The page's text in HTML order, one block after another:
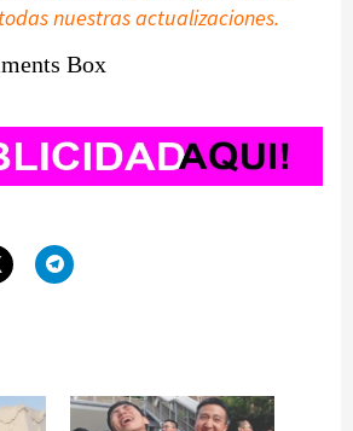
nuestras actualizaciones.
Box